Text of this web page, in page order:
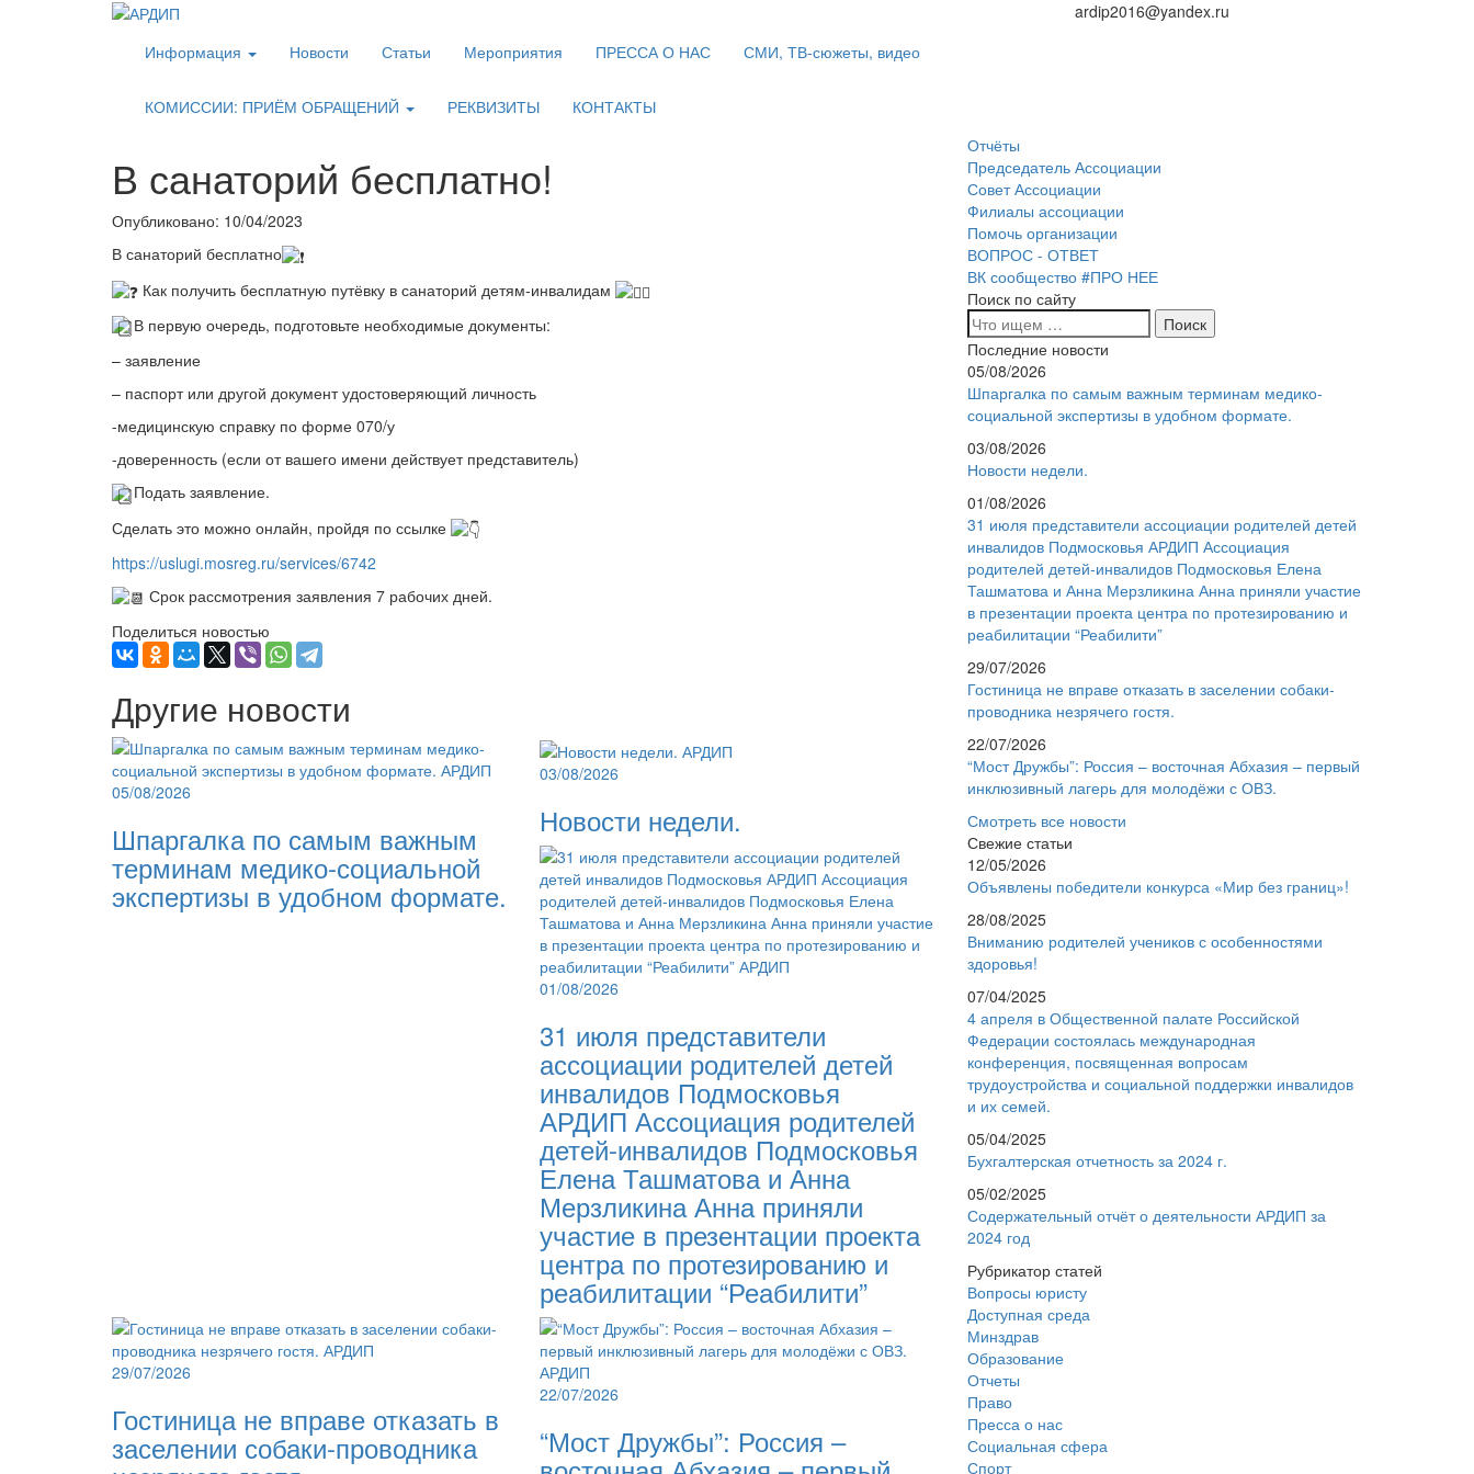
Информация Новости Статьи Мероприятия ПРЕССА О НАС СМИ, ТВ-сюжеты, видео
КОМИССИИ: ПРИЁМ ОБРАЩЕНИЙ РЕКВИЗИТЫ КОНТАКТЫ
ardip2016@yandex.ru
В санаторий бесплатно!
Опубликовано: 10/04/2023
В санаторий бесплатно
Как получить бесплатную путёвку в санаторий детям-инвалидам
В первую очередь, подготовьте необходимые документы:
– заявление
– паспорт или другой документ удостоверяющий личность
-медицинскую справку по форме 070/у
-доверенность (если от вашего имени действует представитель)
Подать заявление.
Сделать это можно онлайн, пройдя по ссылке
https://uslugi.mosreg.ru/services/6742
Срок рассмотрения заявления 7 рабочих дней.
Поделиться новостью
Другие новости
05/08/2026
Шпаргалка по самым важным
терминам медико-социальной
экспертизы в удобном формате.
03/08/2026
Новости недели.
01/08/2026
31 июля представители
ассоциации родителей детей
инвалидов Подмосковья
АРДИП Ассоциация родителей
детей-инвалидов Подмосковья
Елена Ташматова и Анна
Мерзликина Анна приняли
участие в презентации проекта
центра по протезированию и
реабилитации “Реабилити”
29/07/2026
Гостиница не вправе отказать в
заселении собаки-проводника
22/07/2026
“Мост Дружбы”: Россия –
Отчёты
Председатель Ассоциации
Совет Ассоциации
Филиалы ассоциации
Помочь организации
ВОПРОС - ОТВЕТ
ВК сообщество #ПРО НЕЕ
Поиск по сайту
Последние новости
05/08/2026
Шпаргалка по самым важным терминам медико-
социальной экспертизы в удобном формате.
03/08/2026
Новости недели.
01/08/2026
31 июля представители ассоциации родителей детей
инвалидов Подмосковья АРДИП Ассоциация
родителей детей-инвалидов Подмосковья Елена
Ташматова и Анна Мерзликина Анна приняли участие
в презентации проекта центра по протезированию и
реабилитации “Реабилити”
29/07/2026
Гостиница не вправе отказать в заселении собаки-
проводника незрячего гостя.
22/07/2026
“Мост Дружбы”: Россия – восточная Абхазия – первый
инклюзивный лагерь для молодёжи с ОВЗ.
Смотреть все новости
Свежие статьи
12/05/2026
Объявлены победители конкурса «Мир без границ»!
28/08/2025
Вниманию родителей учеников с особенностями
здоровья!
07/04/2025
4 апреля в Общественной палате Российской
Федерации состоялась международная
конференция, посвященная вопросам
трудоустройства и социальной поддержки инвалидов
и их семей.
05/04/2025
Бухгалтерская отчетность за 2024 г.
05/02/2025
Содержательный отчёт о деятельности АРДИП за
2024 год
Рубрикатор статей
Вопросы юристу
Доступная среда
Минздрав
Образование
Отчеты
Право
Пресса о нас
Социальная сфера
Спорт